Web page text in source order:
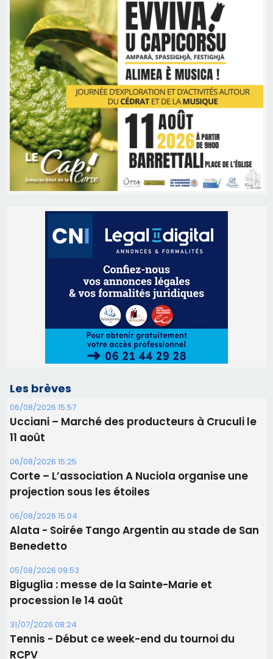
Les brèves
Ucciani – Marché des producteurs à Cruculi le
Corte – L’association A Nuciola organise une
projection sous les étoiles
Alata - Soirée Tango Argentin au stade de San
Benedetto
05/08/2026 09:53
Biguglia : messe de la Sainte-Marie et
procession le 14 août
31/07/2026 08:24
Tennis - Début ce week-end du tournoi du
RCPV
31/07/2026 08:22
82ème anniversaire de la disparition du
Commandant Antoine de Saint Exupery
Les plus lus
Satine Nomary est la nouvelle Miss Corse 2026